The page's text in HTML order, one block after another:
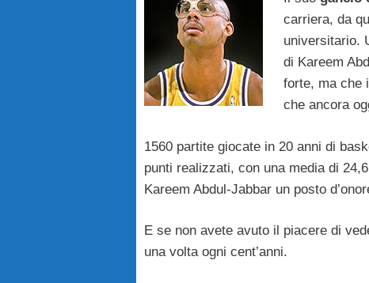
carriera, da
universitario.
di Kareem
forte, ma che
che ancora
1560 partite giocate in 20 anni di
punti realizzati, con una media di
Kareem Abdul-Jabbar un posto
E se non avete avuto il piacere di
una volta ogni cent’anni.